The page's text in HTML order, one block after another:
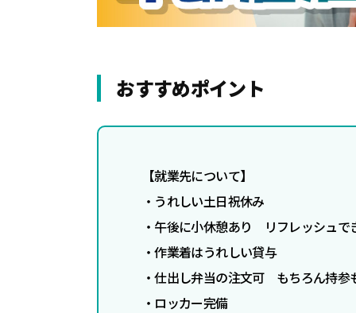
おすすめポイント
【就業先について】
・うれしい土日祝休み
・午後に小休憩あり リフレッシュで
・作業着はうれしい貸与
・仕出し弁当の注文可 もちろん持参
・ロッカー完備